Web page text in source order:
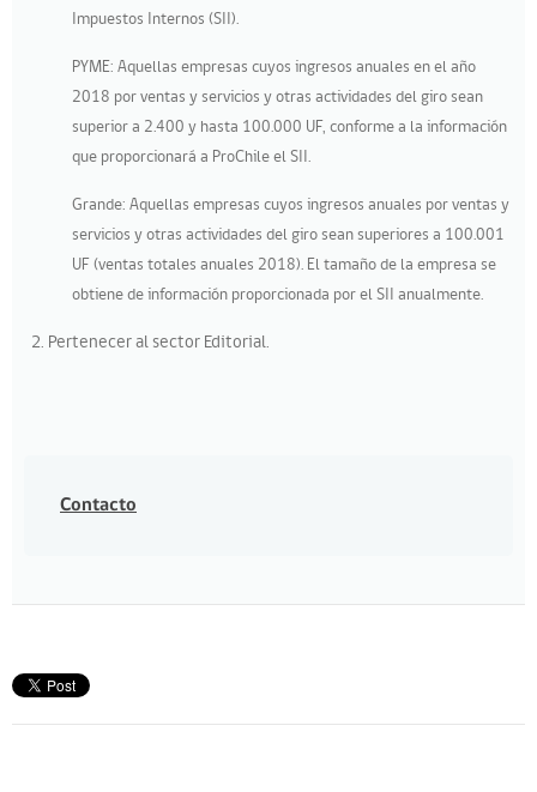
Impuestos Internos (SII).
PYME: Aquellas empresas cuyos ingresos anuales en el año
2018 por ventas y servicios y otras actividades del giro sean
superior a 2.400 y hasta 100.000 UF, conforme a la información
que proporcionará a ProChile el SII.
Grande: Aquellas empresas cuyos ingresos anuales por ventas y
servicios y otras actividades del giro sean superiores a 100.001
UF (ventas totales anuales 2018). El tamaño de la empresa se
obtiene de información proporcionada por el SII anualmente.
Pertenecer al sector Editorial.
Contacto